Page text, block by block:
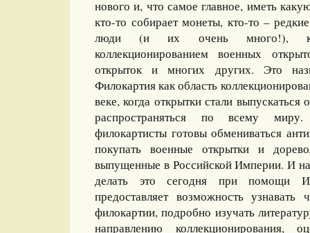
нового и, что самое главное, иметь
кто-то собирает монеты, кто-то –
люди (и их очень много!),
коллекционированием военных
открыток и многих других. Это
Филокартия как область
веке, когда открытки стали
распространяться по всему
филокартисты готовы обмениваться
покупать военные открытки и
выпущенные в Российской Империи. И
делать это сегодня при помощи
предоставляет возможность
филокартии, подробно изучать
направлению коллекционирования,